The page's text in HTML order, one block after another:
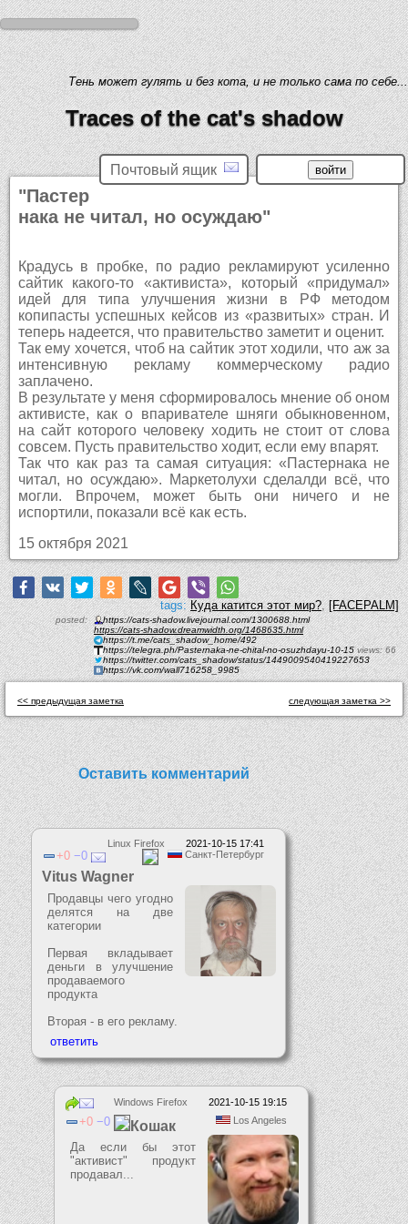
Тень может гулять и без кота, и не только сама по себе...
Traces of the cat's shadow
Почтовый ящик
"Пастер
нака не читал, но осуждаю"
Крадусь в пробке, по радио рекламируют усиленно
сайтик какого-то «активиста», который «придумал»
идей для типа улучшения жизни в РФ методом
копипасты успешных кейсов из «развитых» стран. И
теперь надеется, что правительство заметит и оценит.
Так ему хочется, чтоб на сайтик этот ходили, что аж за
интенсивную рекламу коммерческому радио
заплачено.
В результате у меня сформировалось мнение об оном
активисте, как о впаривателе шняги обыкновенном,
на сайт которого человеку ходить не стоит от слова
совсем. Пусть правительство ходит, если ему впарят.
Так что как раз та самая ситуация: «Пастернака не
читал, но осуждаю». Маркетолухи сделалди всё, что
могли. Впрочем, может быть они ничего и не
испортили, показали всё как есть.
15 октября 2021
tags: Куда катится этот мир?,[FACEPALM]
posted:
https://cats-shadow.livejournal.com/1300688.html
https://cats-shadow.dreamwidth.org/1468635.html
https://t.me/cats_shadow_home/492
https://telegra.ph/Pasternaka-ne-chital-no-osuzhdayu-10-15views: 66
https://twitter.com/cats_shadow/status/1449009540419227653
https://vk.com/wall716258_9985
<< предыдущая заметка следующая заметка >>
Оставить комментарий
2021-10-15 17:41
Linux Firefox
Санкт-Петербург
0 0
Vitus Wagner
Продавцы чего угодно
делятся на две
категории
Первая вкладывает
деньги в улучшение
продаваемого
продукта
Вторая - в его рекламу.
2021-10-15 19:15
Windows Firefox
Los Angeles
0 0 Кошак
Да если бы этот
"активист" продукт
продавал...